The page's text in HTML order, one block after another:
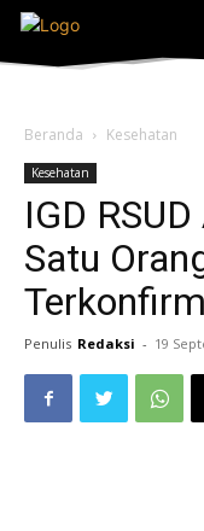
Beranda Kesehatan
Kesehatan
IGD
Satu
Penulis Redaksi - 19